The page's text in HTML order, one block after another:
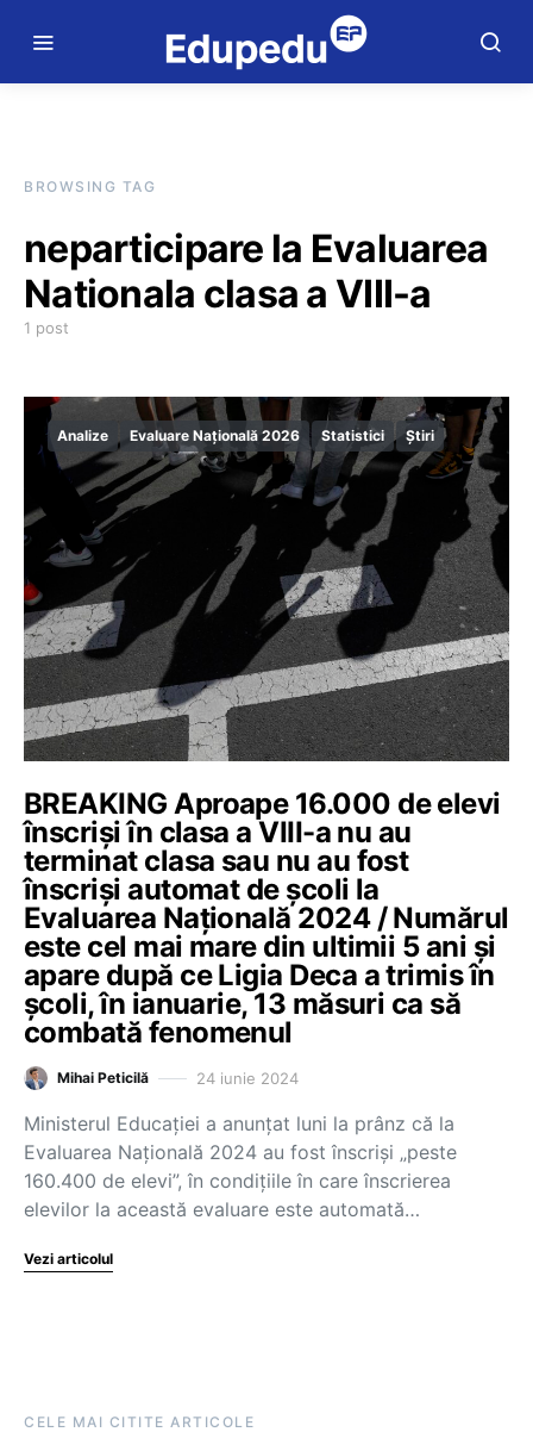
BROWSING TAG
neparticipare la Evaluarea
Nationala clasa a VIII-a
1 post
Analize Evaluare Națională 2026 Statistici Știri
BREAKING Aproape 16.000 de elevi
înscriși în clasa a VIII-a nu au
terminat clasa sau nu au fost
înscriși automat de școli la
Evaluarea Națională 2024 / Numărul
este cel mai mare din ultimii 5 ani și
apare după ce Ligia Deca a trimis în
școli, în ianuarie, 13 măsuri ca să
combată fenomenul
Mihai Peticilă 24 iunie 2024
Ministerul Educației a anunțat luni la prânz că la
Evaluarea Națională 2024 au fost înscriși „peste
160.400 de elevi”, în condițiile în care înscrierea
elevilor la această evaluare este automată…
Vezi articolul
CELE MAI CITITE ARTICOLE